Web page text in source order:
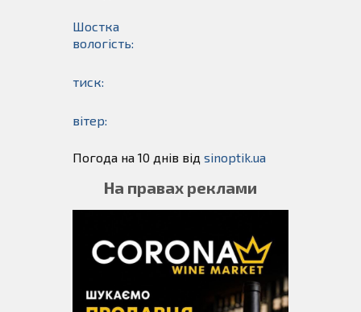
Шостка
вологість:
тиск:
вітер:
Погода на 10 днів від sinoptik.ua
На правах реклами